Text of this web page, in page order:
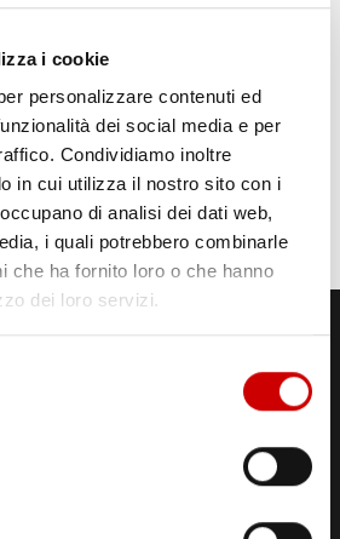
i cookie
personalizzare contenuti ed
dei social media e per
Condividiamo inoltre
in cui utilizza il nostro sito con i
di analisi dei dati web,
i quali potrebbero combinarle
che ha fornito loro o che hanno
dei loro servizi.
b